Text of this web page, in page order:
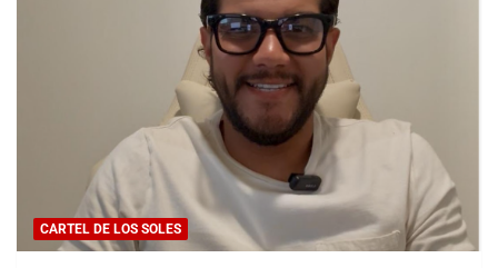
CARTEL DE LOS SOLES